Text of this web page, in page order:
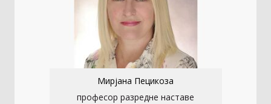
Мирјана Пецикоза
професор разредне наставе